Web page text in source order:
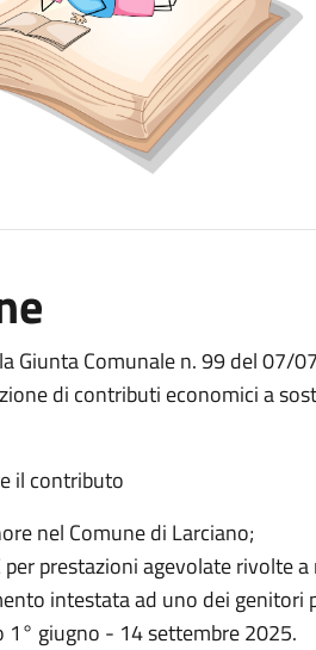
Giunta Comunale n. 99 del
di contributi economici a
il contributo
nel Comune di Larciano;
per prestazioni agevolate rivolte
intestata ad uno dei genitori
1° giugno - 14 settembre 2025.